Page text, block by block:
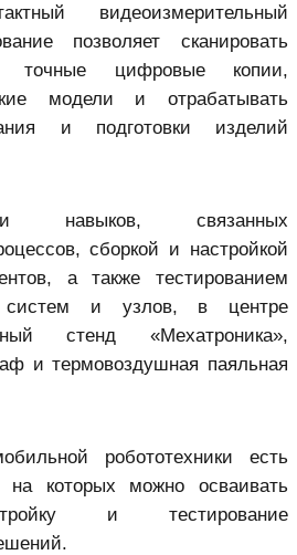
видеоизмерительный
позволяет сканировать
точные цифровые копии,
модели и отрабатывать
и подготовки изделий
навыков, связанных
сборкой и настройкой
а также тестированием
систем и узлов, в центре
стенд «Мехатроника»,
и термовоздушная паяльная
робототехники есть
на которых можно осваивать
и тестирование